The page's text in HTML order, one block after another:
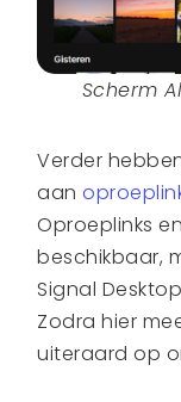
Scherm
Verder
aan
Oproeplinks
beschikbaar,
Signal
Zodra hier
uiteraard op